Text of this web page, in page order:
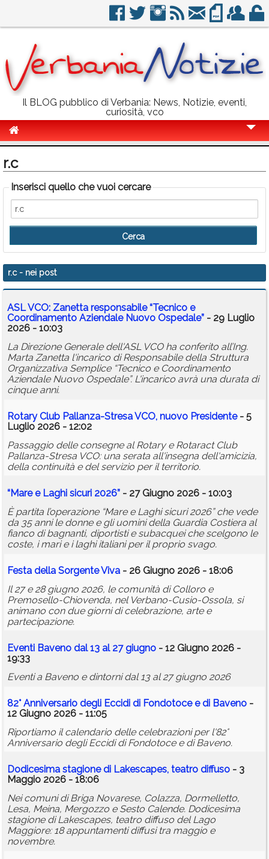
Il BLOG pubblico di Verbania: News, Notizie, eventi,
curiosità, vco
Politica
Sport
Eventi
Info Utili
Rubriche
Calendario
Annunci
r.c
Inserisci quello che vuoi cercare
r.c- nei post
ASL VCO: Zanetta responsabile “Tecnico e
Coordinamento Aziendale Nuovo Ospedale” - 29 Luglio
2026 - 10:03
La Direzione Generale dell'ASL VCO ha conferito all’Ing.
Marta Zanetta l'incarico di Responsabile della Struttura
Organizzativa Semplice “Tecnico e Coordinamento
Aziendale Nuovo Ospedale”. L'incarico avrà una durata di
cinque anni.
Rotary Club Pallanza-Stresa VCO, nuovo Presidente- 5
Luglio 2026 - 12:02
Passaggio delle consegne al Rotary e Rotaract Club
Pallanza-Stresa VCO: una serata all'insegna dell'amicizia,
della continuità e del servizio per il territorio.
“Mare e Laghi sicuri 2026” - 27 Giugno 2026 - 10:03
È partita l’operazione “Mare e Laghi sicuri 2026” che vede
da 35 anni le donne e gli uomini della Guardia Costiera al
fianco di bagnanti, diportisti e subacquei che scelgono le
coste, i mari e i laghi italiani per il proprio svago.
Festa della Sorgente Viva - 26 Giugno 2026 - 18:06
Il 27 e 28 giugno 2026, le comunità di Colloro e
Premosello-Chiovenda, nel Verbano-Cusio-Ossola, si
animano con due giorni di celebrazione, arte e
partecipazione.
Eventi Baveno dal 13 al 27 giugno - 12 Giugno 2026 -
19:33
Eventi a Baveno e dintorni dal 13 al 27 giugno 2026
82° Anniversario degli Eccidi di Fondotoce e di Baveno -
12 Giugno 2026 - 11:05
Riportiamo il calendario delle celebrazioni per l'82°
Anniversario degli Eccidi di Fondotoce e di Baveno.
Dodicesima stagione di Lakescapes, teatro diffuso - 3
Maggio 2026 - 18:06
Nei comuni di Briga Novarese, Colazza, Dormelletto,
Lesa, Meina, Mergozzo e Sesto Calende. Dodicesima
stagione di Lakescapes, teatro diffuso del Lago
Maggiore: 18 appuntamenti diffusi tra maggio e
novembre.